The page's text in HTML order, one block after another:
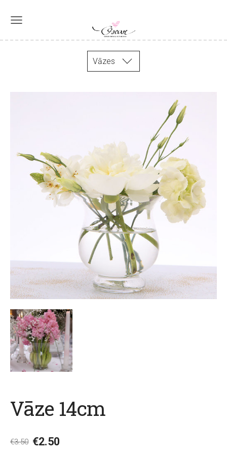
Vāzes
Vāze 14cm
€3.50 €2.50